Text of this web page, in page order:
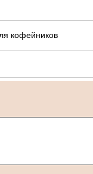
кофейников